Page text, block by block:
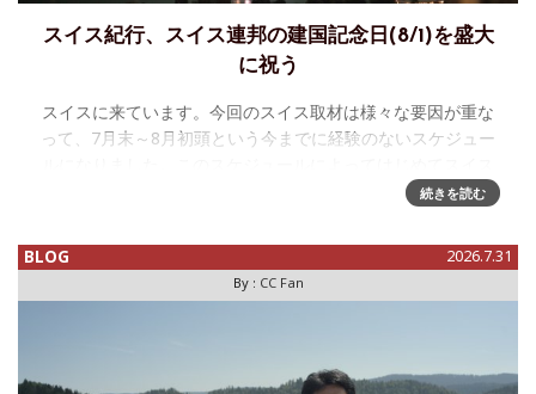
スイス紀行、スイス連邦の建国記念日(8/1)を盛大
に祝う
スイスに来ています。今回のスイス取材は様々な要因が重な
って、7月末～8月初頭という今までに経験のないスケジュー
連邦の建国記念日、すなわちSchweizer Bundesfeiertag
続きを読む
BLOG 2026.7.31
By : CC Fan